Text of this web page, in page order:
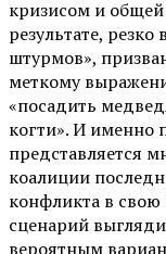
кризисом и общей
результате,
штурмов»,
меткому
«посадить
когти». И именно
представляется
коалиции
конфликта в
сценарий
вероятным